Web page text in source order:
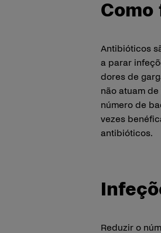
Antibióticos
a parar
dores de
não atuam
número de
vezes
antibióticos.
Reduzir o